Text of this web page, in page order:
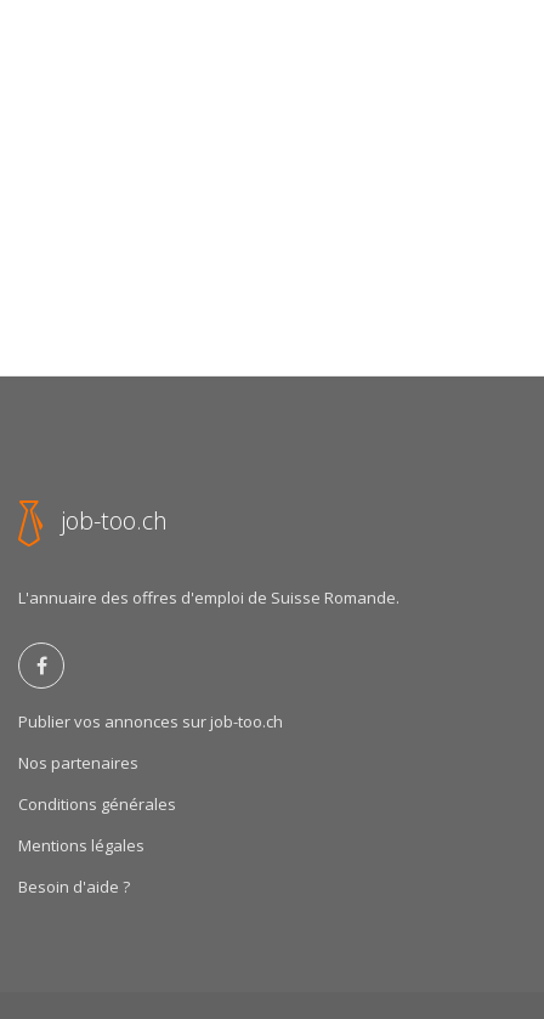
job-too.ch
L'annuaire des offres d'emploi de Suisse Romande.
Publier vos annonces sur job-too.ch
Nos partenaires
Conditions générales
Mentions légales
Besoin d'aide ?